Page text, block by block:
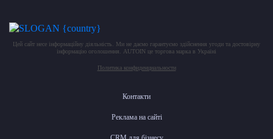
Цей сайт несе інформаційну діяльність. Ми не даємо гарантуємо здійснення угоди та достовірну
інформацію оголошення. AUTOIN це торгова марка в Україні
Политика конфиденциальности
Контакти
Реклама на сайті